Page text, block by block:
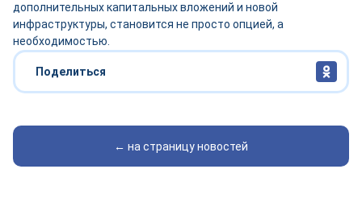
дополнительных капитальных вложений и новой
инфраструктуры, становится не просто опцией, а
необходимостью.
Поделиться
← на страницу новостей